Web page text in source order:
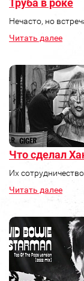
Труба в роке
Нечасто, но
Читать далее
Что сделал
Их
Читать далее